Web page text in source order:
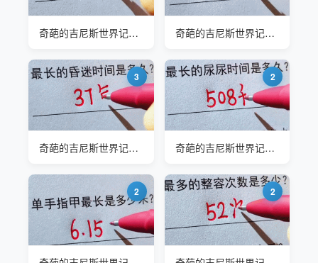
奇葩的吉尼斯世界记录#最久的怀孕时间是多少天 奇葩的吉尼斯世界记录#最长憋气时间是多久
3
奇葩的吉尼斯世界记录#最长的昏迷时间是多久
2
奇葩的吉尼斯世界记录#最长的尿尿时间是多少
2 2